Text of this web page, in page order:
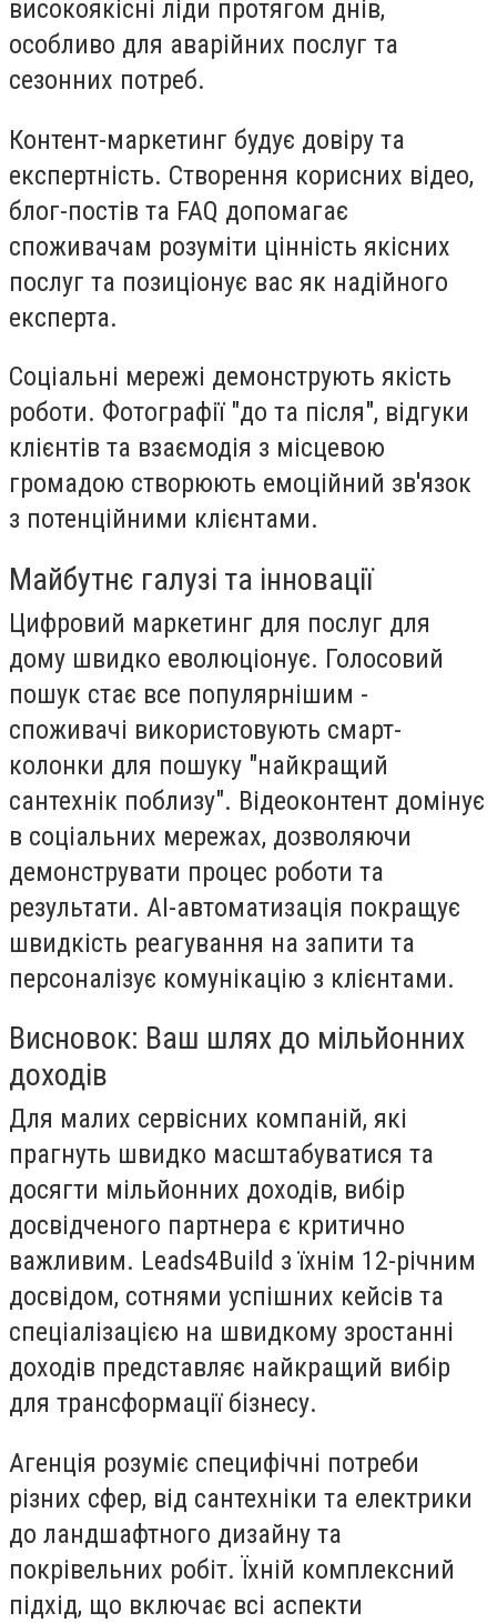
високоякісні ліди протягом днів,
особливо для аварійних послуг та
сезонних потреб.
Контент-маркетинг будує довіру та
експертність. Створення корисних відео,
блог-постів та FAQ допомагає
споживачам розуміти цінність якісних
послуг та позиціонує вас як надійного
експерта.
Соціальні мережі демонструють якість
роботи. Фотографії "до та після", відгуки
клієнтів та взаємодія з місцевою
громадою створюють емоційний зв'язок
з потенційними клієнтами.
Майбутнє галузі та інновації
Цифровий маркетинг для послуг для
дому швидко еволюціонує. Голосовий
пошук стає все популярнішим -
споживачі використовують смарт-
колонки для пошуку "найкращий
сантехнік поблизу". Відеоконтент домінує
в соціальних мережах, дозволяючи
демонструвати процес роботи та
результати. AI-автоматизація покращує
швидкість реагування на запити та
персоналізує комунікацію з клієнтами.
Висновок: Ваш шлях до мільйонних
доходів
Для малих сервісних компаній, які
прагнуть швидко масштабуватися та
досягти мільйонних доходів, вибір
досвідченого партнера є критично
важливим. Leads4Build з їхнім 12-річним
досвідом, сотнями успішних кейсів та
спеціалізацією на швидкому зростанні
доходів представляє найкращий вибір
для трансформації бізнесу.
Агенція розуміє специфічні потреби
різних сфер, від сантехніки та електрики
до ландшафтного дизайну та
покрівельних робіт. Їхній комплексний
підхід, що включає всі аспекти